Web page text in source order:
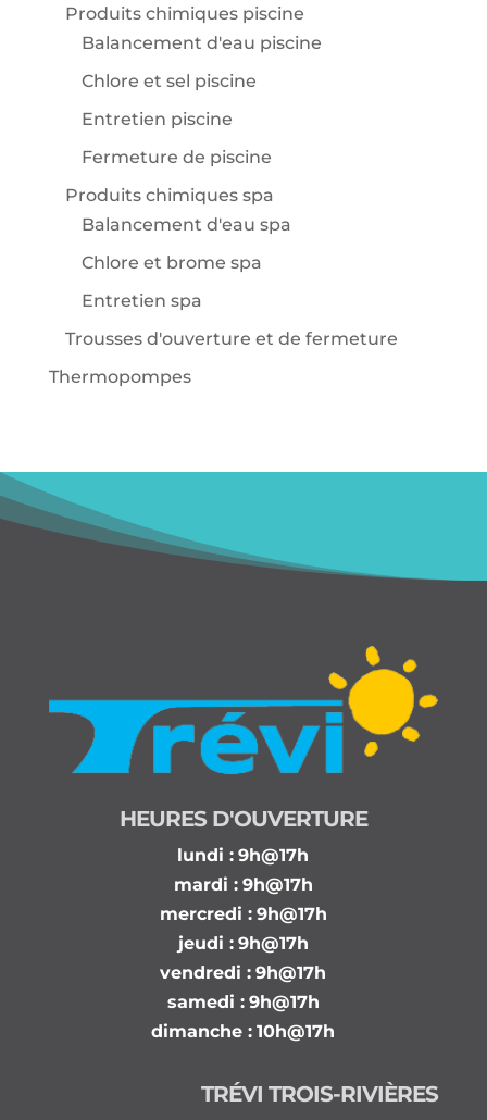
Produits chimiques piscine
Balancement d'eau piscine
Chlore et sel piscine
Entretien piscine
Fermeture de piscine
Produits chimiques spa
Balancement d'eau spa
Chlore et brome spa
Entretien spa
Trousses d'ouverture et de fermeture
Thermopompes
HEURES D'OUVERTURE
lundi : 9h@17h
mardi : 9h@17h
mercredi : 9h@17h
jeudi : 9h@17h
vendredi : 9h@17h
samedi : 9h@17h
dimanche : 10h@17h
TRÉVI TROIS-RIVIÈRES